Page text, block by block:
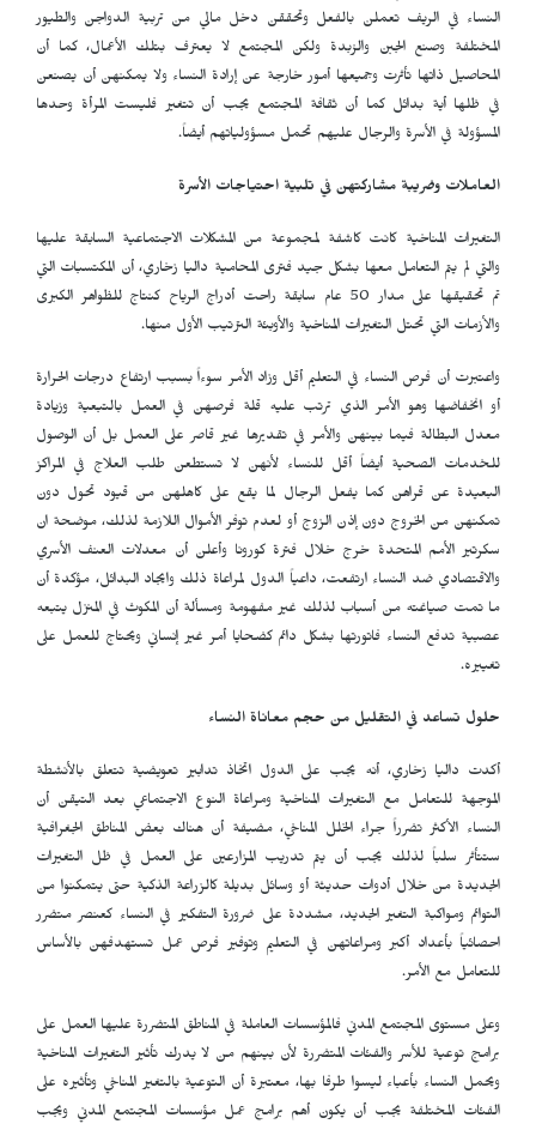
النساء في الريف تعملن بالفعل وتحققن دخل مالي من تربية الدواجن والطيور
المختلفة وصنع الجبن والزبدة ولكن المجتمع لا يعترف بتلك الأعمال، كما أن
المحاصيل ذاتها تأثرت وجميعها أمور خارجة عن إرادة النساء ولا يمكنهن أن يصنعن
في ظلها أية بدائل كما أن ثقافة المجتمع يجب أن تتغير فليست المرأة وحدها
المسؤولة في الأسرة والرجال عليهم تحمل مسؤولياتهم أيضاً.
العاملات وضريبة مشاركتهن في تلبية احتياجات الأسرة
التغيرات المناخية كانت كاشفة لمجموعة من المشكلات الاجتماعية السابقة عليها
والتي لم يتم التعامل معها بشكل جيد فترى المحامية داليا زخاري، أن المكتسبات التي
تم تحقيقها على مدار 50 عام سابقة راحت أدراج الرياح كنتاج للظواهر الكبرى
والأزمات التي تحتل التغيرات المناخية والأوبئة الترتيب الأول منها.
واعتبرت أن فرص النساء في التعليم أقل وزاد الأمر سوءاً بسبب ارتفاع درجات الحرارة
أو انخفاضها وهو الأمر الذي ترتب عليه قلة فرصهن في العمل بالتبعية وزيادة
معدل البطالة فيما بينهن والأمر في تقديرها غير قاصر على العمل بل أن الوصول
للخدمات الصحية أيضاً أقل للنساء لأنهن لا تستطعن طلب العلاج في المراكز
البعيدة عن قراهن كما يفعل الرجال لما يقع على كاهلهن من قيود تحول دون
تمكنهن من الخروج دون إذن الزوج أو لعدم توفر الأموال اللازمة لذلك، موضحة ان
سكرتير الأمم المتحدة خرج خلال فترة كورونا وأعلن أن معدلات العنف الأسري
والاقتصادي ضد النساء ارتفعت، داعياً الدول لمراعاة ذلك وايجاد البدائل، مؤكدة أن
ما تمت صياغته من أسباب لذلك غير مفهومة ومسألة أن المكوث في المنزل يتبعه
عصبية تدفع النساء فاتورتها بشكل دائم كضحايا أمر غير إنساني ويحتاج للعمل على
تغييره.
حلول تساعد في التقليل من حجم معاناة النساء
أكدت داليا زخاري، أنه يجب على الدول اتخاذ تدابير تعويضية تتعلق بالأنشطة
الموجهة للتعامل مع التغيرات المناخية ومراعاة النوع الاجتماعي بعد التيقن أن
النساء الأكثر تضرراً جراء الخلل المناخي، مضيفة أن هناك بعض المناطق الجغرافية
ستتأثر سلباً لذلك يجب أن يتم تدريب المزارعين على العمل في ظل التغيرات
الجديدة من خلال أدوات حديثة أو وسائل بديلة كالزراعة الذكية حتى يتمكنوا من
التوائم ومواكبة التغير الجديد، مشددة على ضرورة التفكير في النساء كعنصر متضرر
احصائياً بأعداد أكبر ومراعاتهن في التعليم وتوفير فرص عمل تستهدفهن بالأساس
للتعامل مع الأمر.
وعلى مستوى المجتمع المدني فالمؤسسات العاملة في المناطق المتضررة عليها العمل على
برامج توعية للأسر والفئات المتضررة لأن بينهم من لا يدرك تأثير التغيرات المناخية
ويحمل النساء بأعباء ليسوا طرفا بها، معتبرة أن التوعية بالتغير المناخي وتأثيره على
الفئات المختلفة يجب أن يكون أهم برامج عمل مؤسسات المجتمع المدني ويجب